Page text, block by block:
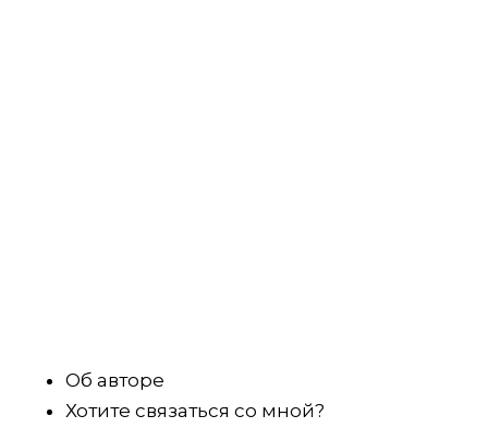
Об авторе
Хотите связаться со мной?